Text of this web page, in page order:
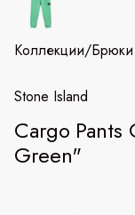
Коллекции/
Stone Island
Cargo
Green"